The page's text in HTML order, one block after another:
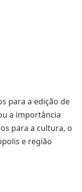
para a edição de
a importância
para a cultura, o
e região